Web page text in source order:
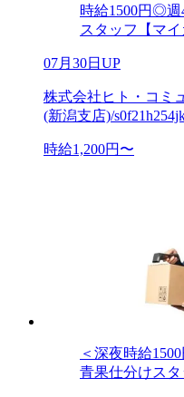
時給1500円◎週
スタッフ【マイ
07月30日UP
株式会社ヒト・コミ
(新潟支店)/
時給1,200円〜
＜深夜時給
青果仕分けス